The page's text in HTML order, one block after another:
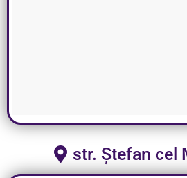
str. Ștefan cel